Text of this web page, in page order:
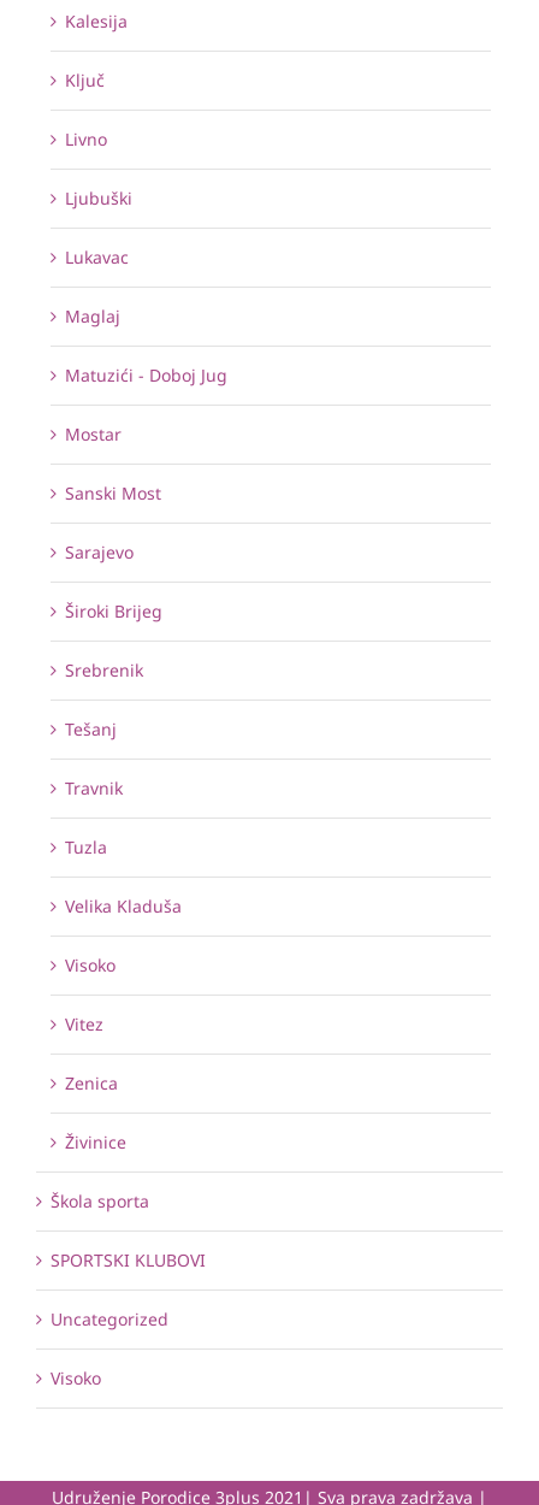
Kalesija
Ključ
Livno
Ljubuški
Lukavac
Maglaj
Matuzići - Doboj Jug
Mostar
Sanski Most
Sarajevo
Široki Brijeg
Srebrenik
Tešanj
Travnik
Tuzla
Velika Kladuša
Visoko
Vitez
Zenica
Živinice
Škola sporta
SPORTSKI KLUBOVI
Uncategorized
Visoko
Udruženje Porodice 3plus 2021| Sva prava zadržava |